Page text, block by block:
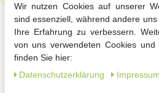
Unsere
Jetzt die wichtigsten Dinge
Wir nutzen Cookies auf unserer
sind essenziell, während andere
Ihre Erfahrung zu verbessern.
von uns verwendeten Cookies
finden Sie hier:
Daten­schutz­erklärung
Impressum